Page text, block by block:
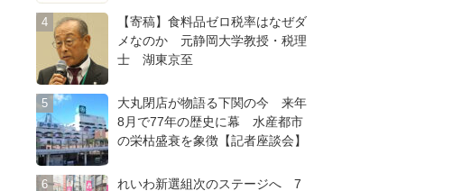
【寄稿】食料品ゼロ税率はなぜダ
メなのか 元静岡大学教授・税理
士 湖東京至
大丸閉店が物語る下関の今 来年
8月で77年の歴史に幕 水産都市
の栄枯盛衰を象徴【記者座談会】
れいわ新選組次のステージへ 7